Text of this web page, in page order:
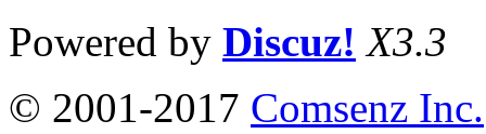
Powered by Discuz! X3.3
© 2001-2017 Comsenz Inc.